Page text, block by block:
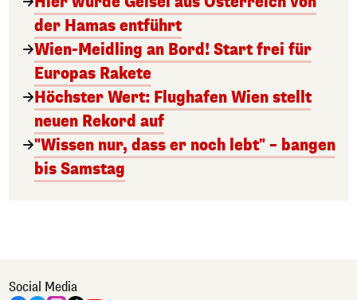
der Hamas entführt
Wien-Meidling an Bord! Start frei für
Europas Rakete
Höchster Wert: Flughafen Wien stellt
neuen Rekord auf
"Wissen nur, dass er noch lebt" – bangen
bis Samstag
Social Media